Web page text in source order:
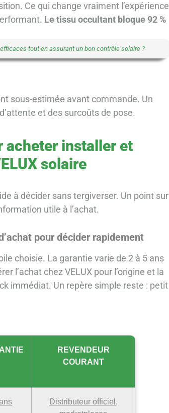
Ce qui change vraiment l’expérience
Le tissu occultant bloque 92 %
tout en assurant un bon contrôle solaire ?
sous-estimée avant commande. Un
et des surcoûts de pose.
acheter installer et
solaire
à décider sans tergiverser. Un point sur
utile à l’achat.
pour décider rapidement
choisie. La garantie varie de 2 à 5 ans
l’achat chez VELUX pour l’origine et la
immédiat. Un repère simple reste : petit
REVENDEUR
COURANT
Distributeur officiel,